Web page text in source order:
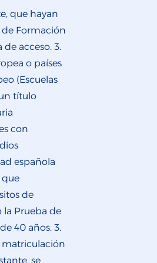
que hayan
de Formación
acceso. 3.
o países
(Escuelas
título
con
española
que
de
la Prueba de
40 años. 3.
matriculación
se